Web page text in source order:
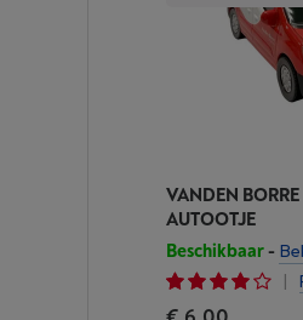
VANDEN
AUTOOTJE
Beschikbaar-
|